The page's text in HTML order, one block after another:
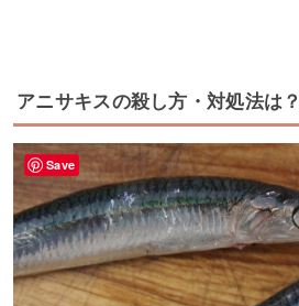
アニサキスの殺し方・対処法は？
Save